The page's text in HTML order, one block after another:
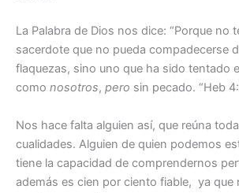
La Palabra de Dios nos dice: “Porque no
sacerdote que no pueda compadecerse
flaquezas, sino uno que ha sido tentado
como nosotros, pero sin pecado. “Heb
Nos hace falta alguien así, que reúna
cualidades. Alguien de quien podemos
tiene la capacidad de comprendernos
además es cien por ciento fiable, ya que